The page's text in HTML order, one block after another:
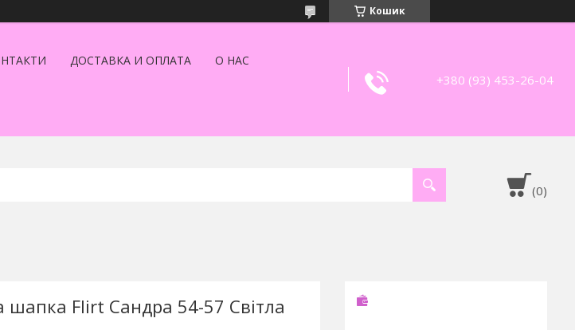
Кошик
ДОСТАВКА И ОПЛАТА О НАС
+380 (93) 453-26-04
шапка Flirt Сандра 54-57 Світла